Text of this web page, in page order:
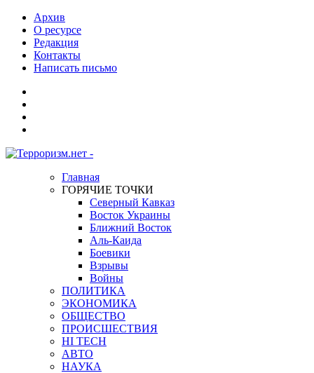
Архив
О ресурсе
Редакция
Контакты
Написать письмо
Главная
ГОРЯЧИЕ ТОЧКИ
Северный Кавказ
Восток Украины
Ближний Восток
Аль-Каида
Боевики
Взрывы
Войны
ПОЛИТИКА
ЭКОНОМИКА
ОБЩЕСТВО
ПРОИСШЕСТВИЯ
HI TECH
АВТО
НАУКА